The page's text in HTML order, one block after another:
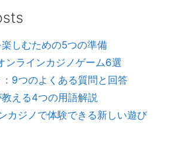
しむための5つの準備
ンラインカジノゲーム6選
9つのよくある質問と回答
える4つの用語解説
カジノで体験できる新しい遊び